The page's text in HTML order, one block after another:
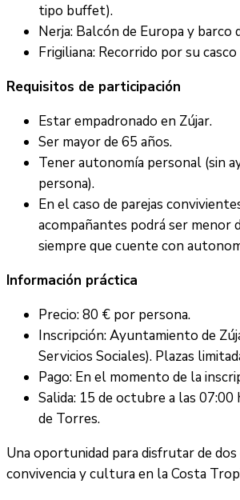
tipo buffet).
Nerja: Balcón de Europa y barco
Frigiliana: Recorrido por su
Requisitos de participación
Estar empadronado en Zújar.
Ser mayor de 65 años.
Tener autonomía personal (sin
persona).
En el caso de parejas
acompañantes podrá ser menor
siempre que cuente con
Información práctica
Precio: 80 € por persona.
Inscripción: Ayuntamiento de
Servicios Sociales). Plazas
Pago: En el momento de la
Salida: 15 de octubre a las 07:00
de Torres.
Una oportunidad para disfrutar de dos
convivencia y cultura en la Costa